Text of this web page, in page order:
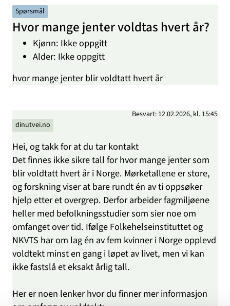
Spørsmål
Hvor mange jenter voldtas hvert år?
Kjønn: Ikke oppgitt
Alder: Ikke oppgitt
hvor mange jenter blir voldtatt hvert år
Besvart: 12.02.2026, kl. 15:45
dinutvei.no
Hei, og takk for at du tar kontakt
Det finnes ikke sikre tall for hvor mange jenter som
blir voldtatt hvert år i Norge. Mørketallene er store,
og forskning viser at bare rundt én av ti oppsøker
hjelp etter et overgrep. Derfor arbeider fagmiljøene
heller med befolkningsstudier som sier noe om
omfanget over tid. Ifølge Folkehelseinstituttet og
NKVTS har om lag én av fem kvinner i Norge opplevd
voldtekt minst en gang i løpet av livet, men vi kan
ikke fastslå et eksakt årlig tall.
Her er noen lenker hvor du finner mer informasjon